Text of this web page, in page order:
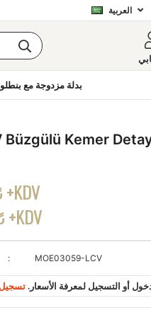
العربية
بدلة مزدوجة مع
Büzgülü Kemer
+KDV
MOE03059-LCV
أو التسجيل لمعرفة الأسعار.